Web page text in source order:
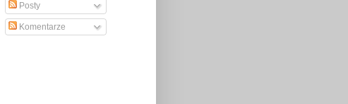
Posty
Komentarze